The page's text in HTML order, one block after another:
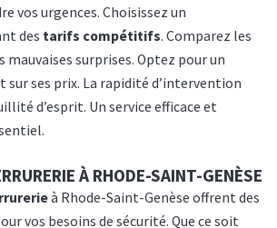
vos urgences. Choisissez un
des tarifs compétitifs. Comparez les
mauvaises surprises. Optez pour un
ses prix. La rapidité d’intervention
d’esprit. Un service efficace et
À RHODE-SAINT-GENÈSE
à Rhode-Saint-Genèse offrent des
vos besoins de sécurité. Que ce soit